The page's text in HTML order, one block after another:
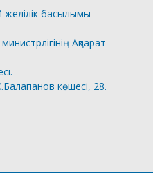
басылымы
Ақпарат
көшесі, 28.